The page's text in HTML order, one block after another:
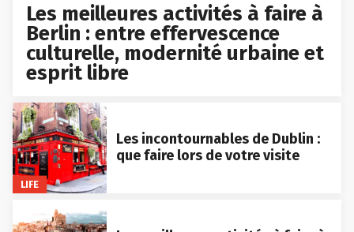
Les meilleures activités à faire à
Berlin : entre effervescence
culturelle, modernité urbaine et
esprit libre
LIFE
Les incontournables de Dublin :
que faire lors de votre visite